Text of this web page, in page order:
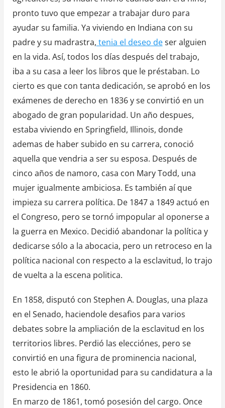
pronto tuvo que empezar a trabajar duro para
ayudar su familia. Ya viviendo en Indiana con su
padre y su madrastra, tenia el deseo deser alguien
en la vida. Así, todos los días después del trabajo,
iba a su casa a leer los libros que le préstaban. Lo
cierto es que con tanta dedicación, se aprobó en los
exámenes de derecho en 1836 y se convirtió en un
abogado de gran popularidad. Un año despues,
estaba viviendo en Springfield, Illinois, donde
ademas de haber subido en su carrera, conoció
aquella que vendria a ser su esposa. Después de
cinco años de namoro, casa con Mary Todd, una
mujer igualmente ambiciosa. Es también aí que
impieza su carrera política. De 1847 a 1849 actuó en
el Congreso, pero se tornó impopular al oponerse a
la guerra en Mexico. Decidió abandonar la política y
dedicarse sólo a la abocacia, pero un retroceso en la
política nacional con respecto a la esclavitud, lo trajo
de vuelta a la escena politica.
En 1858, disputó con Stephen A. Douglas, una plaza
en el Senado, haciendole desafios para varios
debates sobre la ampliación de la esclavitud en los
territorios libres. Perdió las elecciónes, pero se
convirtió en una figura de prominencia nacional,
esto le abrió la oportunidad para su candidatura a la
Presidencia en 1860.
En marzo de 1861, tomó posesión del cargo. Once